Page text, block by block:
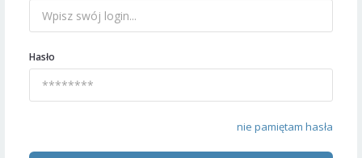
Hasło
nie pamiętam hasła